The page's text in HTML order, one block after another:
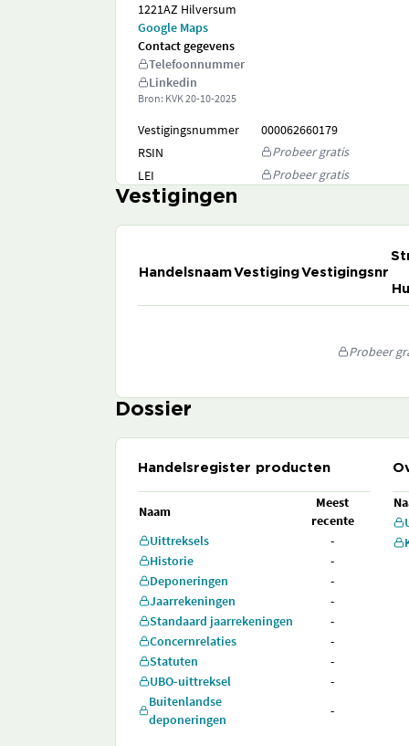
1221AZ Hilversum
Google Maps
Contact gegevens
Telefoonnummer
Linkedin
Bron: KVK20-10-2025
Vestigingsnummer
000062660179
RSIN
Probeer gratis
LEI
Probeer gratis
Vestigingen
HandelsnaamVestigingVestigingsnr
Probeer
Dossier
Handelsregister producten
Naam
Meest
recente
Uittreksels
-
Historie
-
Deponeringen
-
Jaarrekeningen
-
Standaard jaarrekeningen
-
Concernrelaties
-
Statuten
-
UBO-uittreksel
-
Buitenlandse
deponeringen
-